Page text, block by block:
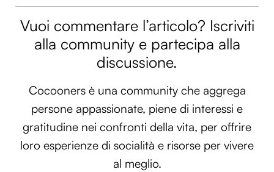
Vuoi commentare l’articolo? Iscriviti
alla community e partecipa alla
discussione.
Cocooners è una community che aggrega
persone appassionate, piene di interessi e
gratitudine nei confronti della vita, per offrire
loro esperienze di socialità e risorse per vivere
al meglio.